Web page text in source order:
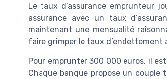
Le taux d’assurance emprunteur
assurance avec un taux
maintenant une mensualité
faire grimper le taux d’endettement
Pour emprunter 300 000 euros, il
Chaque banque propose un